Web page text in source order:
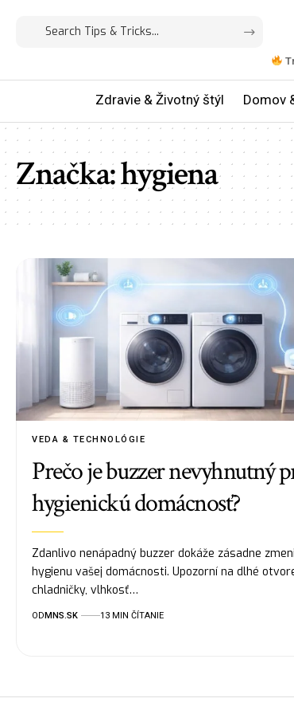
Zdravie & Životný štýl Domov
Značka:hygiena
VEDA & TECHNOLÓGIE
Prečo je buzzer nevyhnutný
hygienickú domácnosť?
Zdanlivo nenápadný buzzer dokáže zásadne
hygienu vašej domácnosti. Upozorní na dlhé
chladničky, vlhkosť…
ODMNS.SK 13 MIN ČÍTANIE